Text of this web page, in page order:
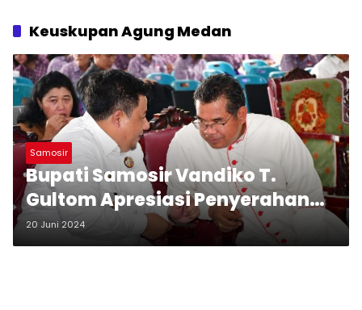
Keuskupan Agung Medan
Samosir
Bupati Samosir Vandiko T.
Gultom Apresiasi Penyerahan
Aset Keuskupan Agung Medan
ke Kemenag RI dan Permintaan
20 Juni 2024